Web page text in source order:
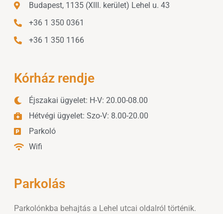
Budapest, 1135 (XIII. kerület) Lehel u. 43
+36 1 350 0361
+36 1 350 1166
Kórház rendje
Éjszakai ügyelet: H-V: 20.00-08.00
Hétvégi ügyelet: Szo-V: 8.00-20.00
Parkoló
Wifi
Parkolás
Parkolónkba behajtás a Lehel utcai oldalról történik.